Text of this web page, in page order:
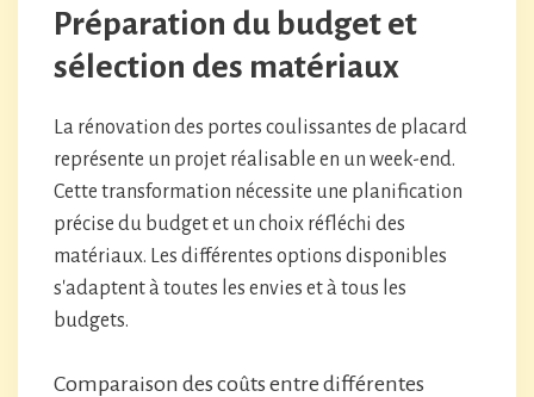
Préparation du budget et
sélection des matériaux
La rénovation des portes coulissantes de placard
représente un projet réalisable en un week-end.
Cette transformation nécessite une planification
précise du budget et un choix réfléchi des
matériaux. Les différentes options disponibles
s'adaptent à toutes les envies et à tous les
budgets.
Comparaison des coûts entre différentes